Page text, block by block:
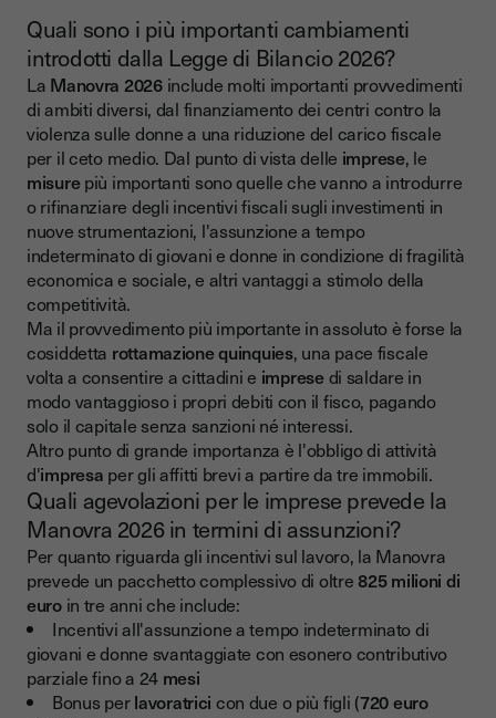
Quali sono i più importanti cambiamenti
introdotti dalla Legge di Bilancio 2026?
La Manovra 2026include molti importanti provvedimenti
di ambiti diversi, dal finanziamento dei centri contro la
violenza sulle donne a una riduzione del carico fiscale
per il ceto medio. Dal punto di vista delle imprese, le
misurepiù importanti sono quelle che vanno a introdurre
o rifinanziare degli incentivi fiscali sugli investimenti in
nuove strumentazioni, l'assunzione a tempo
indeterminato di giovani e donne in condizione di fragilità
economica e sociale, e altri vantaggi a stimolo della
competitività.
Ma il provvedimento più importante in assoluto è forse la
cosiddetta rottamazione quinquies, una pace fiscale
volta a consentire a cittadini e impresedi saldare in
modo vantaggioso i propri debiti con il fisco, pagando
solo il capitale senza sanzioni né interessi.
Altro punto di grande importanza è l'obbligo di attività
d'impresa per gli affitti brevi a partire da tre immobili.
Quali agevolazioni per le imprese prevede la
Manovra 2026 in termini di assunzioni?
Per quanto riguarda gli incentivi sul lavoro, la Manovra
prevede un pacchetto complessivo di oltre 825 milioni di
euroin tre anni che include:
Incentivi all'assunzione a tempo indeterminato di
giovani e donne svantaggiate con esonero contributivo
parziale fino a 24 mesi
Bonus perlavoratrici con due o più figli (720 euro